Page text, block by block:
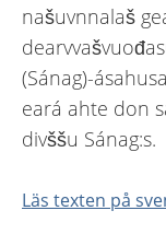
našuvnnalaš
(Sánag)-
eará ahte don
divššu Sánag:s.
Läs texten på